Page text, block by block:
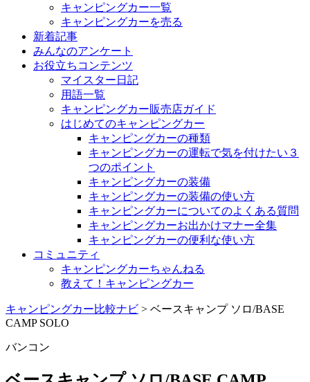
キャンピングカー一覧
キャンピングカーを売る
新着記事
みんなのアンケート
お役立ちコンテンツ
マイスター日記
用語一覧
キャンピングカー販売店ガイド
はじめてのキャンピングカー
キャンピングカーの種類
キャンピングカーの運転で気を付けたい３
つのポイント
キャンピングカーの装備
キャンピングカーの装備の使い方
キャンピングカーについてのよくある質問
キャンピングカーお出かけマナー全集
キャンピングカーの便利な使い方
コミュニティ
キャンピングカーちゃんねる
教えて！キャンピングカー
キャンピングカー比較ナビ > ベースキャンプ ソロ/BASE
CAMP SOLO
バンコン